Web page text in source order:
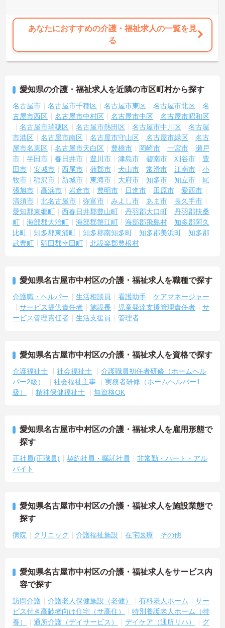
あなたにおすすめの介護・福祉求人の一覧を見
る
愛知県の介護・福祉求人を近隣の市区町村から探す
名古屋市 名古屋市千種区 名古屋市東区 名古屋市北区
名
古屋市西区
名古屋市中村区 名古屋市中区
名古屋市昭和区
名古屋市瑞穂区
名古屋市熱田区 名古屋市中川区
名古屋
市港区
名古屋市南区 名古屋市守山区 名古屋市緑区
名古
屋市名東区
名古屋市天白区 豊橋市 岡崎市 一宮市
瀬戸
市
半田市 春日井市 豊川市 津島市 碧南市 刈谷市
豊
田市
安城市 西尾市 蒲郡市 犬山市 常滑市 江南市
小
牧市
稲沢市 新城市 東海市 大府市 知多市 知立市
尾
張旭市
高浜市 岩倉市 豊明市 日進市 田原市
愛西市
清須市
北名古屋市 弥富市 みよし市 あま市
長久手市
愛知郡東郷町
西春日井郡豊山町 丹羽郡大口町
丹羽郡扶桑
町
海部郡大治町 海部郡蟹江町 海部郡飛島村
知多郡阿久
比町
知多郡東浦町 知多郡南知多町 知多郡美浜町
知多郡
武豊町
額田郡幸田町 北設楽郡豊根村
愛知県名古屋市中村区の介護・福祉求人を職種で探す
介護職・ヘルパー 生活相談員 看護助手
ケアマネージャー
サービス提供責任者
施設長 児童発達支援管理責任者
サ
ービス管理責任者
生活支援員 管理者
愛知県名古屋市中村区の介護・福祉求人を資格で探す
介護福祉士 社会福祉士
介護職員初任者研修（ホームヘル
パー2級）
社会福祉主事
実務者研修（ホームヘルパー1
級）
精神保健福祉士 無資格OK
愛知県名古屋市中村区の介護・福祉求人を雇用形態で
探す
正社員(正職員) 契約社員・嘱託社員
非常勤・パート・アル
バイト
愛知県名古屋市中村区の介護・福祉求人を施設業態で
探す
病院 クリニック 介護福祉施設 在宅医療 その他
愛知県名古屋市中村区の介護・福祉求人をサービス内
容で探す
訪問介護 介護老人保健施設（老健） 有料老人ホーム
サー
ビス付き高齢者向け住宅（サ高住）
特別養護老人ホーム（特
養）
通所介護（デイサービス） デイケア（通所リハ）
グ